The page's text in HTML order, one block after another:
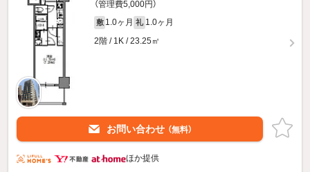
（管理費5,000円）
敷 1.0ヶ月 礼 1.0ヶ月
2階 / 1K / 23.25㎡
お問い合わせ （無料）
ほか提供